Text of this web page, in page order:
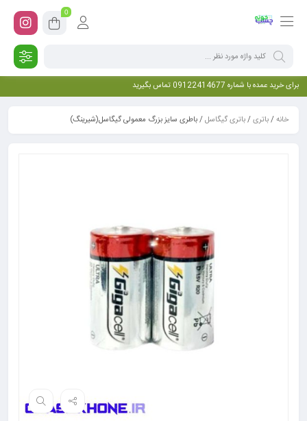
0
برای خرید عمده با شماره 09122414677 تماس بگیرید
خانه/باتری/باتری گیگاسل/ باطری سایز بزرگ معمولی گیگاسل(شیرینگ)